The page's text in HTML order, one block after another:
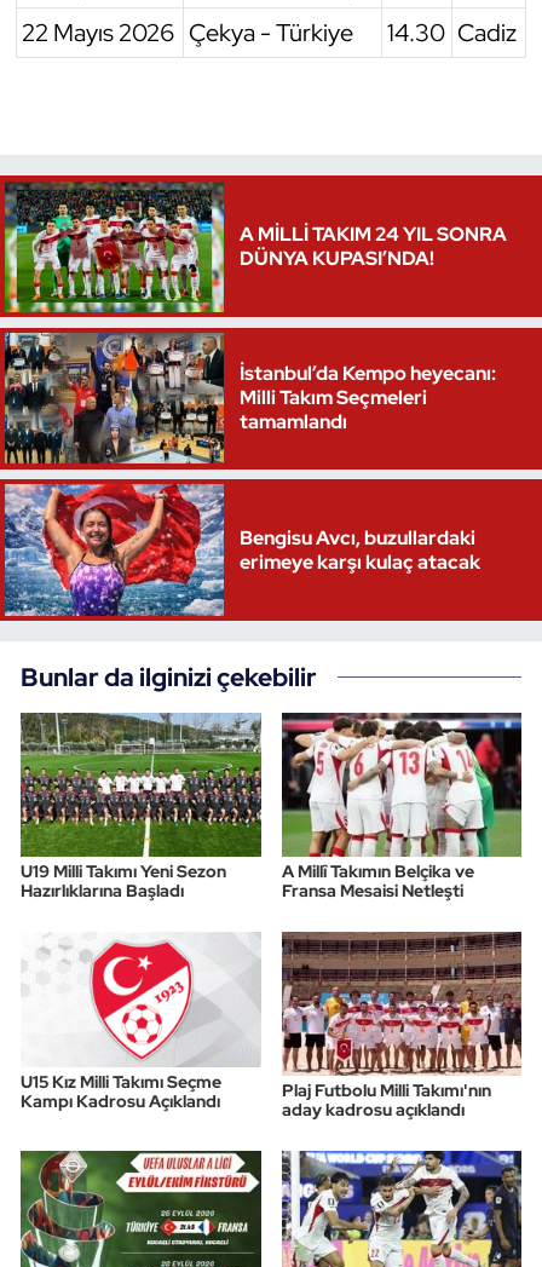
22 Mayıs 2026 Çekya - Türkiye 14.30 Cadiz
A MİLLİ TAKIM 24 YIL SONRA
DÜNYA KUPASI’NDA!
İstanbul’da Kempo heyecanı:
Milli Takım Seçmeleri
tamamlandı
Bengisu Avcı, buzullardaki
erimeye karşı kulaç atacak
Bunlar da ilginizi çekebilir
U19 Milli Takımı Yeni Sezon
Hazırlıklarına Başladı
A Millî Takımın Belçika ve
Fransa Mesaisi Netleşti
U15 Kız Milli Takımı Seçme
Kampı Kadrosu Açıklandı
Plaj Futbolu Milli Takımı'nın
aday kadrosu açıklandı